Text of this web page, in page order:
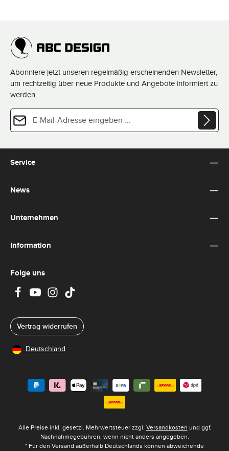
Abonniere jetzt unseren regelmäßig erscheinenden Newsletter,
um rechtzeitig über neue Produkte und Angebote informiert zu
werden.
E-Mail-Adresse*
Ich habe die
Die mit einem Stern (*) markierten Felder sind Pflichtfelder.
Service
News
Unternehmen
Information
Folge uns
Vertrag widerrufen
Deutschland
Alle Preise inkl. gesetzl. Mehrwertsteuer zzgl. Versandkosten und ggf.
Nachnahmegebühren, wenn nicht anders angegeben.
* Für den Versand außerhalb Deutschlands können abweichende